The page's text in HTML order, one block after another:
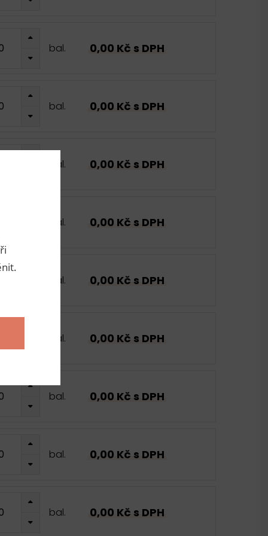
bal. 0,00 Kč s DPH
bal. 0,00 Kč s DPH
bal. 0,00 Kč s DPH
bal. 0,00 Kč s DPH
bal. 0,00 Kč s DPH
bal. 0,00 Kč s DPH
bal. 0,00 Kč s DPH
bal. 0,00 Kč s DPH
bal. 0,00 Kč s DPH